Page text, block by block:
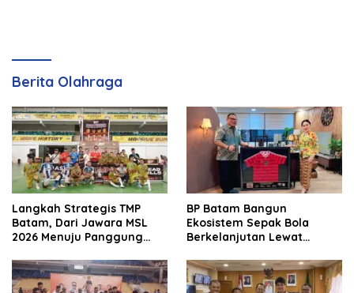
Berita Olahraga
Langkah Strategis TMP
Batam, Dari Jawara MSL
2026 Menuju Panggung
BP Batam Bangun
Ekosistem Sepak Bola
Berkelanjutan Lewat